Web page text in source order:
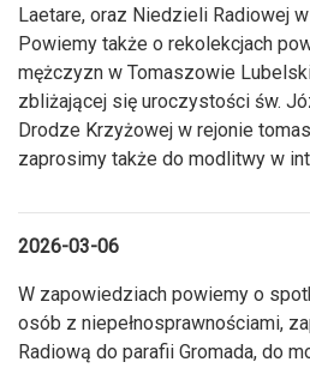
Laetare, oraz Niedzieli Radiowej
Powiemy także o rekolekcjach
mężczyzn w Tomaszowie
zbliżającej się uroczystości św.
Drodze Krzyżowej w rejonie
zaprosimy także do modlitwy w
2026-03-06
W zapowiedziach powiemy o
osób z niepełnosprawnościami,
Radiową do parafii Gromada, do